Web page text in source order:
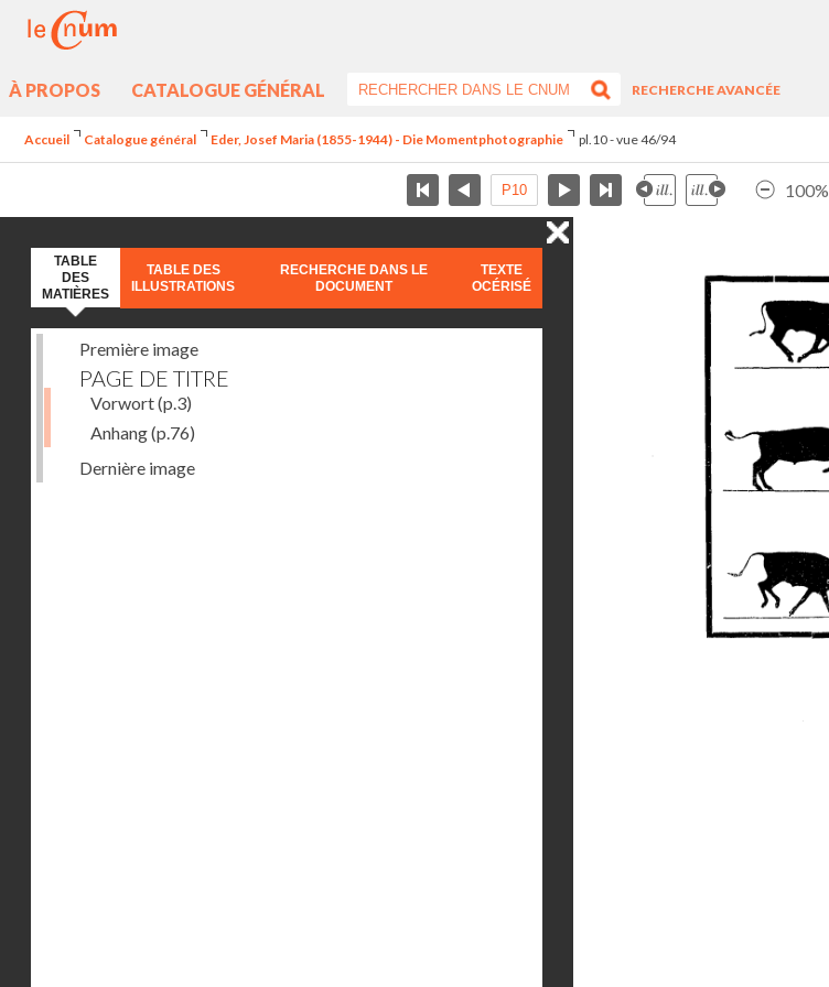
À PROPOS CATALOGUE GÉNÉRAL
RECHERCHE AVANCÉE
Accueil Catalogue général Eder, Josef Maria (1855-1944) - Die Momentphotographie pl.10 - vue 46/94
100%
TABLE
DES
MATIÈRES
TABLE DES
ILLUSTRATIONS
RECHERCHE DANS LE
DOCUMENT
TEXTE
OCÉRISÉ
Première image
PAGE DE TITRE
Vorwort(p.3)
Anhang(p.76)
Dernière image